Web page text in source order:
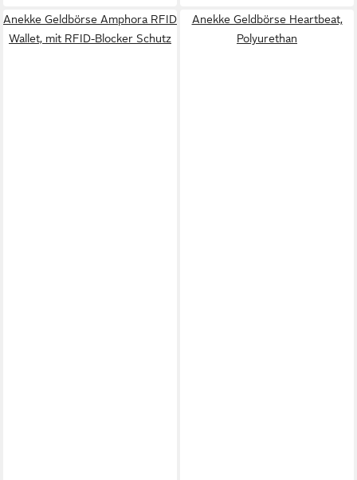
Anekke Geldbörse Amphora RFID
Wallet, mit RFID-Blocker Schutz
Anekke Geldbörse Heartbeat,
Polyurethan